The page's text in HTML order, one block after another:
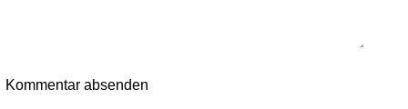
Kommentar absenden